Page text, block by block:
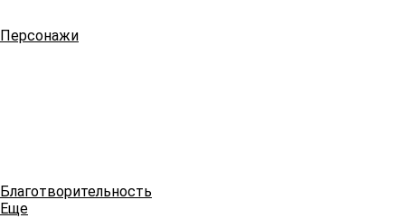
Персонажи
Благотворительность
Еще